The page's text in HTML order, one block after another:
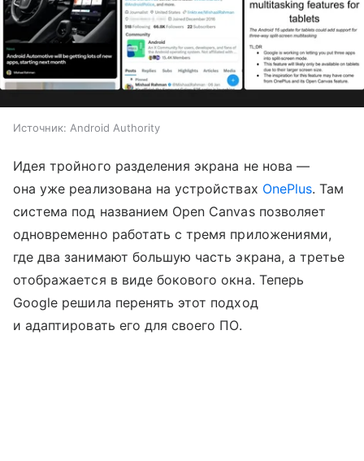
Источник: Android Authority
Идея тройного разделения экрана не нова —
она уже реализована на устройствах OnePlus. Там
система под названием Open Canvas позволяет
одновременно работать с тремя приложениями,
где два занимают большую часть экрана, а третье
отображается в виде бокового окна. Теперь
Google решила перенять этот подход
и адаптировать его для своего ПО.